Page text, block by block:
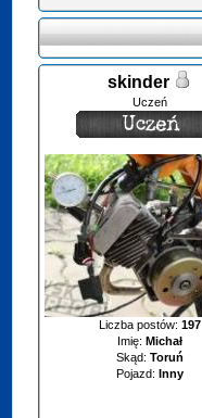
skinder
Uczeń
Liczba postów: 197
Imię: Michał
Skąd: Toruń
Pojazd: Inny